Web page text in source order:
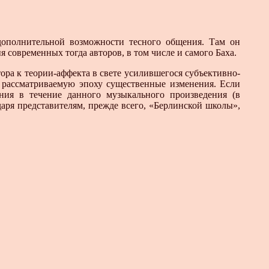
возможности тесного общения. Там он
тогда авторов, в том числе и самого Баха.
к теории-аффекта в свете усилившегося субъективно-
эпоху существенные изменения. Если
в течение данного музыкального произведения (в
представителям, прежде всего, «Берлинской школы»,